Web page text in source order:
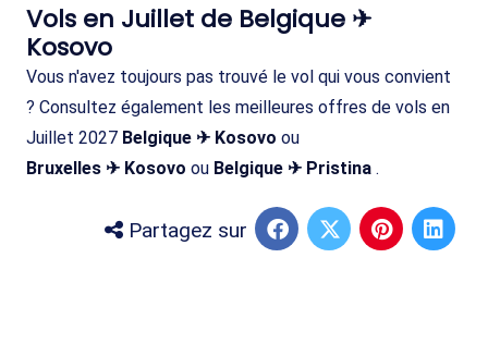
Vols en Juillet de Belgique ✈
Kosovo
Vous n'avez toujours pas trouvé le vol qui vous convient
? Consultez également les meilleures offres de vols en
Juillet 2027 Belgique ✈ Kosovo ou
Bruxelles ✈ Kosovo ou Belgique ✈ Pristina .
Partagez sur